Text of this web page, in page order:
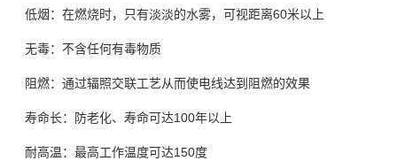
低烟：在燃烧时，只有淡淡的水雾，可视距离60米以上
无毒：不含任何有毒物质
阻燃：通过辐照交联工艺从而使电线达到阻燃的效果
寿命长：防老化、寿命可达100年以上
耐高温：最高工作温度可达150度